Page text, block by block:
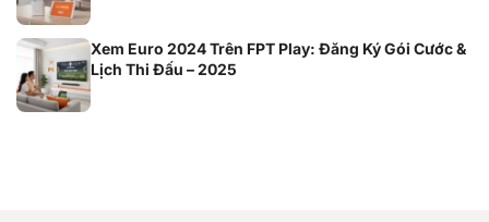
Xem Euro 2024 Trên FPT Play: Đăng Ký Gói Cước &
Lịch Thi Đấu – 2025